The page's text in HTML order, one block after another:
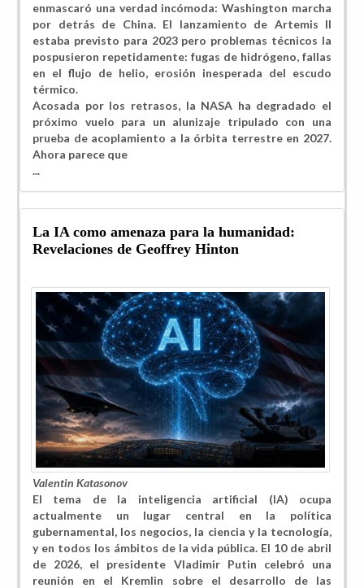
enmascaró una verdad incómoda: Washington marcha
por detrás de China. El lanzamiento de Artemis II
estaba previsto para 2023 pero problemas técnicos la
pospusieron repetidamente: fugas de hidrógeno, fallas
en el flujo de helio, erosión inesperada del escudo
térmico.
Acosada por los retrasos, la NASA ha degradado el
próximo vuelo para un alunizaje tripulado con una
prueba de acoplamiento a la órbita terrestre en 2027.
Ahora parece que
...
La IA como amenaza para la humanidad:
Revelaciones de Geoffrey Hinton
Valentin Katasonov
El tema de la inteligencia artificial (IA) ocupa
actualmente un lugar central en la política
gubernamental, los negocios, la ciencia y la tecnología,
y en todos los ámbitos de la vida pública. El 10 de abril
de 2026, el presidente Vladimir Putin celebró una
reunión en el Kremlin sobre el desarrollo de las